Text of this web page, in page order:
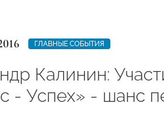
ГЛАВНЫЕ СОБЫТИЯ
Калинин:
- Успех» - шанс